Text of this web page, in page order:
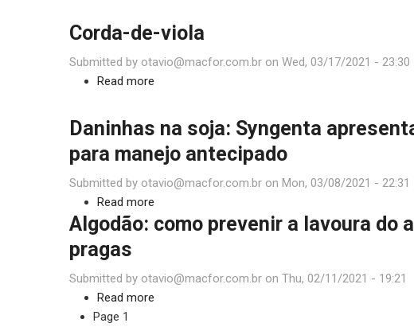
uma
produtividade
marrom
Corda-de-viola
Submitted by otavio@macfor.com.br on Wed, 03/17/2021 - 23:30
Read more
viola
Daninhas na soja: Syngenta
para manejo antecipado
Submitted by otavio@macfor.com.br on Mon, 03/08/2021 - 22:31
Read more
Daninhas
Syngenta
Algodão: como prevenir a lavoura do
pragas
Submitted by otavio@macfor.com.br on Thu, 02/11/2021 - 19:21
Read more
Pagination
Page 1